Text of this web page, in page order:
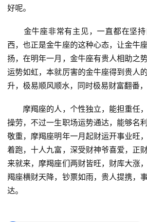
好呢。
金牛座非常有主见，一直都在坚持
西，也正是金牛座的这种心态，让金牛
扬，在明年一月，金牛座有贵人相助之
运势如虹，本就厉害的金牛座得到贵人
升，极易顺风顺水，同时极易财富翻番，
摩羯座的人，个性独立，能担重任
操劳，不过一生职场运势通达，能够名
敬重，摩羯座明年一月起财运开事业旺
着跑，十人九富，深受财神爷喜爱，正
来就来，摩羯座们两财皆旺，财库大涨
羯座横财天降，钞票如雨，贵人提携，
达。